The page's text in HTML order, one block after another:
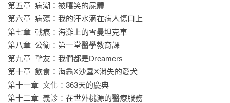
第五章  病潮：被嘻笑的屍體
第六章  病殤：我的汗水滴在病人傷口上
第七章  戰痕：海灘上的雪曼坦克車
第八章  公衛：第一堂醫學教育課
第九章  摯友：我們都是Dreamers
第十章  飲食：海龜X沙蟲X消失的愛犬
第十一章  文化：363天的慶典
第十二章  義診：在世外桃源的醫療服務